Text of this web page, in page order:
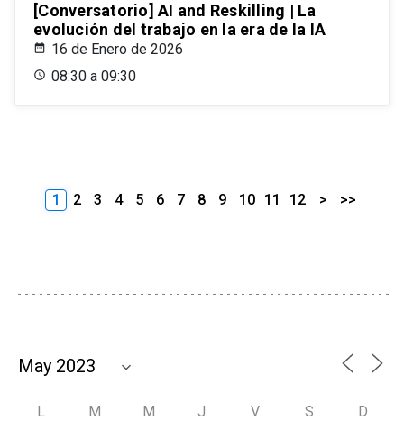
[Conversatorio] AI and Reskilling | La
evolución del trabajo en la era de la IA
16 de Enero de 2026
08:30 a 09:30
1 2 3 4 5 6 7 8 9 10 11 12 > >>
L M M J V S D